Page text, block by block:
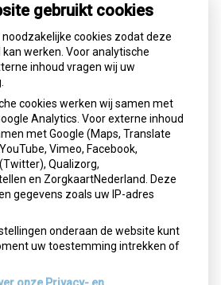
een selectie aan folders ontwikkeld
Nederlandse Maatschappij ter
die informatie verschaffen
en gebruik van
gebruikt cookies
noodzakelijke cookies zodat deze
werken. Voor analytische
inhoud vragen wij uw
cookies werken wij samen met
Analytics. Voor externe inhoud
met Google (Maps, Translate
Vimeo, Facebook,
Qualizorg,
en ZorgkaartNederland. Deze
gegevens zoals uw IP-adres
onderaan de website kunt
uw toestemming intrekken of